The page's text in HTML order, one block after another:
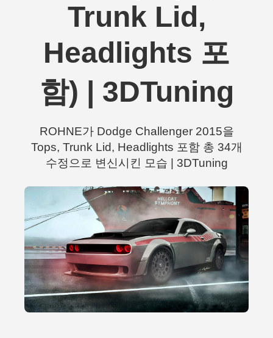
Trunk Lid,
Headlights 포
함) | 3DTuning
ROHNE가 Dodge Challenger 2015을
Tops, Trunk Lid, Headlights 포함 총 34개
수정으로 변신시킨 모습 | 3DTuning